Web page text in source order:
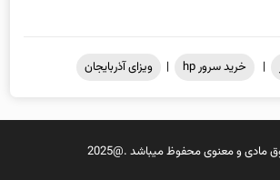
| خرید سرور hp | ویزای آذربایجان
مادی و معنوی محفوظ میباشد .@2025